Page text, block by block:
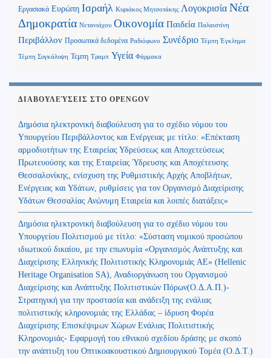
Εργασιακά Ευρώπη Ισραήλ Κυριάκος Μητσοτάκης Λογοκρισία Νέα
Δημοκρατία Νετανιάχου Οικονομία Παιδεία Παλαιστίνη
Περιβάλλον Προσωπικά δεδομένα Ραδιόφωνο Συνέδριο Τέμπη Έγκλημα
Τέμπη Συγκάλυψη Τεμπη Τραμπ Υγεία Φάρμακα
ΔΙΑΒΟΥΛΕΎΣΕΙΣ ΣΤΟ OPENGOV
Δημόσια ηλεκτρονική διαβούλευση για το σχέδιο νόμου του
Υπουργείου Περιβάλλοντος και Ενέργειας με τίτλο: «Επέκταση
αρμοδιοτήτων της Εταιρείας Υδρεύσεως και Αποχετεύσεως
Πρωτευούσης και της Εταιρείας Ύδρευσης και Αποχέτευσης
Θεσσαλονίκης, ενίσχυση της Ρυθμιστικής Αρχής Αποβλήτων,
Ενέργειας και Υδάτων, ρυθμίσεις για τον Οργανισμό Διαχείρισης
Υδάτων Θεσσαλίας Ανώνυμη Εταιρεία και λοιπές διατάξεις»
Δημόσια ηλεκτρονική διαβούλευση για το σχέδιο νόμου του
Υπουργείου Πολιτισμού με τίτλο: «Σύσταση νομικού προσώπου
ιδιωτικού δικαίου, με την επωνυμία «Οργανισμός Ανάπτυξης και
Διαχείρισης Ελληνικής Πολιτιστικής Κληρονομιάς ΑΕ» (Hellenic
Heritage Organisation SA), Αναδιοργάνωση του Οργανισμού
Διαχείρισης και Ανάπτυξης Πολιτιστικών Πόρων(Ο.Δ.Α.Π.)-
Στρατηγική για την προστασία και ανάδειξη της ενάλιας
πολιτιστικής κληρονομιάς της Ελλάδας – ίδρυση Φορέα
Διαχείρισης Επισκέψιμων Χώρων Ενάλιας Πολιτιστικής
Κληρονομιάς- Εφαρμογή του εθνικού σχεδίου δράσης με σκοπό
την ανάπτυξη του Οπτικοακουστικού Δημιουργικού Τομέα (Ο.Δ.Τ.)